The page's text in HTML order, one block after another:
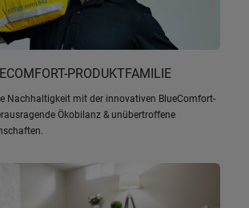
PRODUKTFAMILIE
Nachhaltigkeit mit der innovativen BlueComfort-
Ökobilanz & unübertroffene